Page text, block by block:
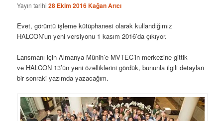
Yayın tarihi28 Ekim 2016Kağan Arıcı
Evet, görüntü işleme kütüphanesi olarak kullandığımız
HALCON’un yeni versiyonu 1 kasım 2016’da çıkıyor.
Lansmanı için Almanya-Münih’e MVTEC’in merkezine gittik
ve HALCON 13’ün yeni özelliklerini gördük, bununla ilgili detayları
bir sonraki yazımda yazacağım.